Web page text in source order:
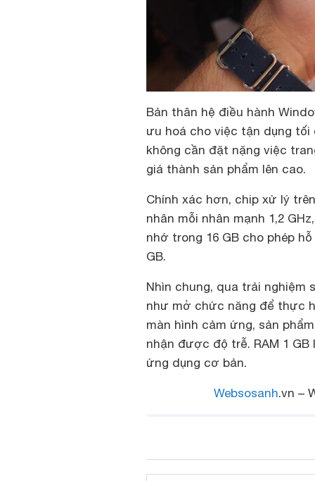
Bản thân hệ điều hành
ưu hoá cho việc tận dụng tối
không cần đặt nặng việc
giá thành sản phẩm lên cao.
Chính xác hơn, chip xử lý
nhân mỗi nhân mạnh 1,2
nhớ trong 16 GB cho phép
GB.
Nhìn chung, qua trải nghiệm
như mở chức năng để thực
màn hình cảm ứng, sản
nhận được độ trễ. RAM 1
ứng dụng cơ bản.
Websosanh.vn –